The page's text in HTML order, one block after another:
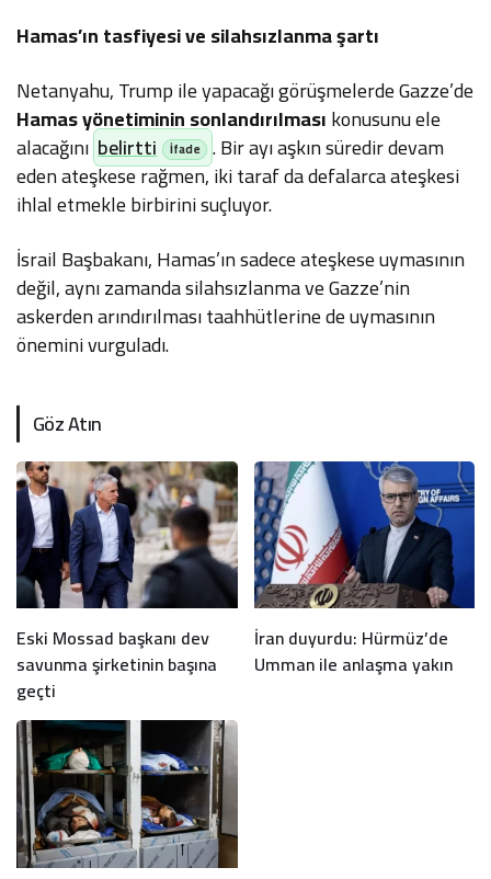
Hamas’ın tasfiyesi ve silahsızlanma şartı
Netanyahu, Trump ile yapacağı görüşmelerde Gazze’de
Hamas yönetiminin sonlandırılmasıkonusunu ele
alacağını belirtti . Bir ayı aşkın süredir devam
eden ateşkese rağmen, iki taraf da defalarca ateşkesi
ihlal etmekle birbirini suçluyor.
İsrail Başbakanı, Hamas’ın sadece ateşkese uymasının
değil, aynı zamanda silahsızlanma ve Gazze’nin
askerden arındırılması taahhütlerine de uymasının
önemini vurguladı.
Göz Atın
Eski Mossad başkanı dev
savunma şirketinin başına
geçti
İran duyurdu: Hürmüz’de
Umman ile anlaşma yakın